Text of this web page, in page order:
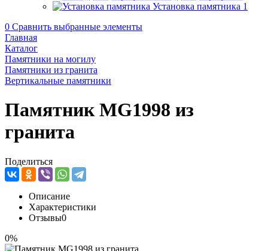
Установка памятника 1
0 Сравнить выбранные элементы
Главная
Каталог
Памятники на могилу
Памятники из гранита
Вертикальные памятники
Памятник MG1998 из
гранита
Поделиться
Описание
Характеристики
Отзывы0
0%